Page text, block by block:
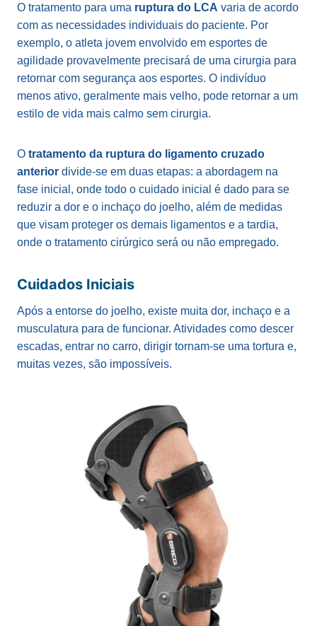
O tratamento para uma ruptura do LCA varia de acordo
com as necessidades individuais do paciente. Por
exemplo, o atleta jovem envolvido em esportes de
agilidade provavelmente precisará de uma cirurgia para
retornar com segurança aos esportes. O indivíduo
menos ativo, geralmente mais velho, pode retornar a um
estilo de vida mais calmo sem cirurgia.
O tratamento da ruptura do ligamento cruzado
anterior divide-se em duas etapas: a abordagem na
fase inicial, onde todo o cuidado inicial é dado para se
reduzir a dor e o inchaço do joelho, além de medidas
que visam proteger os demais ligamentos e a tardia,
onde o tratamento cirúrgico será ou não empregado.
Cuidados Iniciais
Após a entorse do joelho, existe muita dor, inchaço e a
musculatura para de funcionar. Atividades como descer
escadas, entrar no carro, dirigir tornam-se uma tortura e,
muitas vezes, são impossíveis.